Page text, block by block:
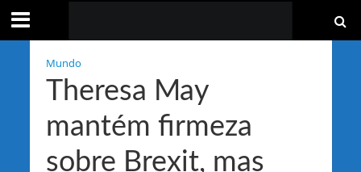
Mundo
Theresa May
mantém firmeza
sobre Brexit, mas